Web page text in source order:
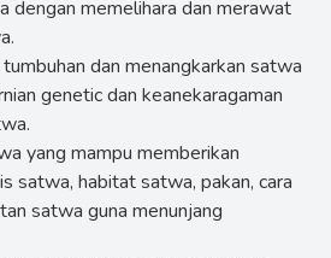
dengan memelihara dan merawat
dan menangkarkan satwa
genetic dan keanekaragaman
yang mampu memberikan
satwa, habitat satwa, pakan, cara
satwa guna menunjang